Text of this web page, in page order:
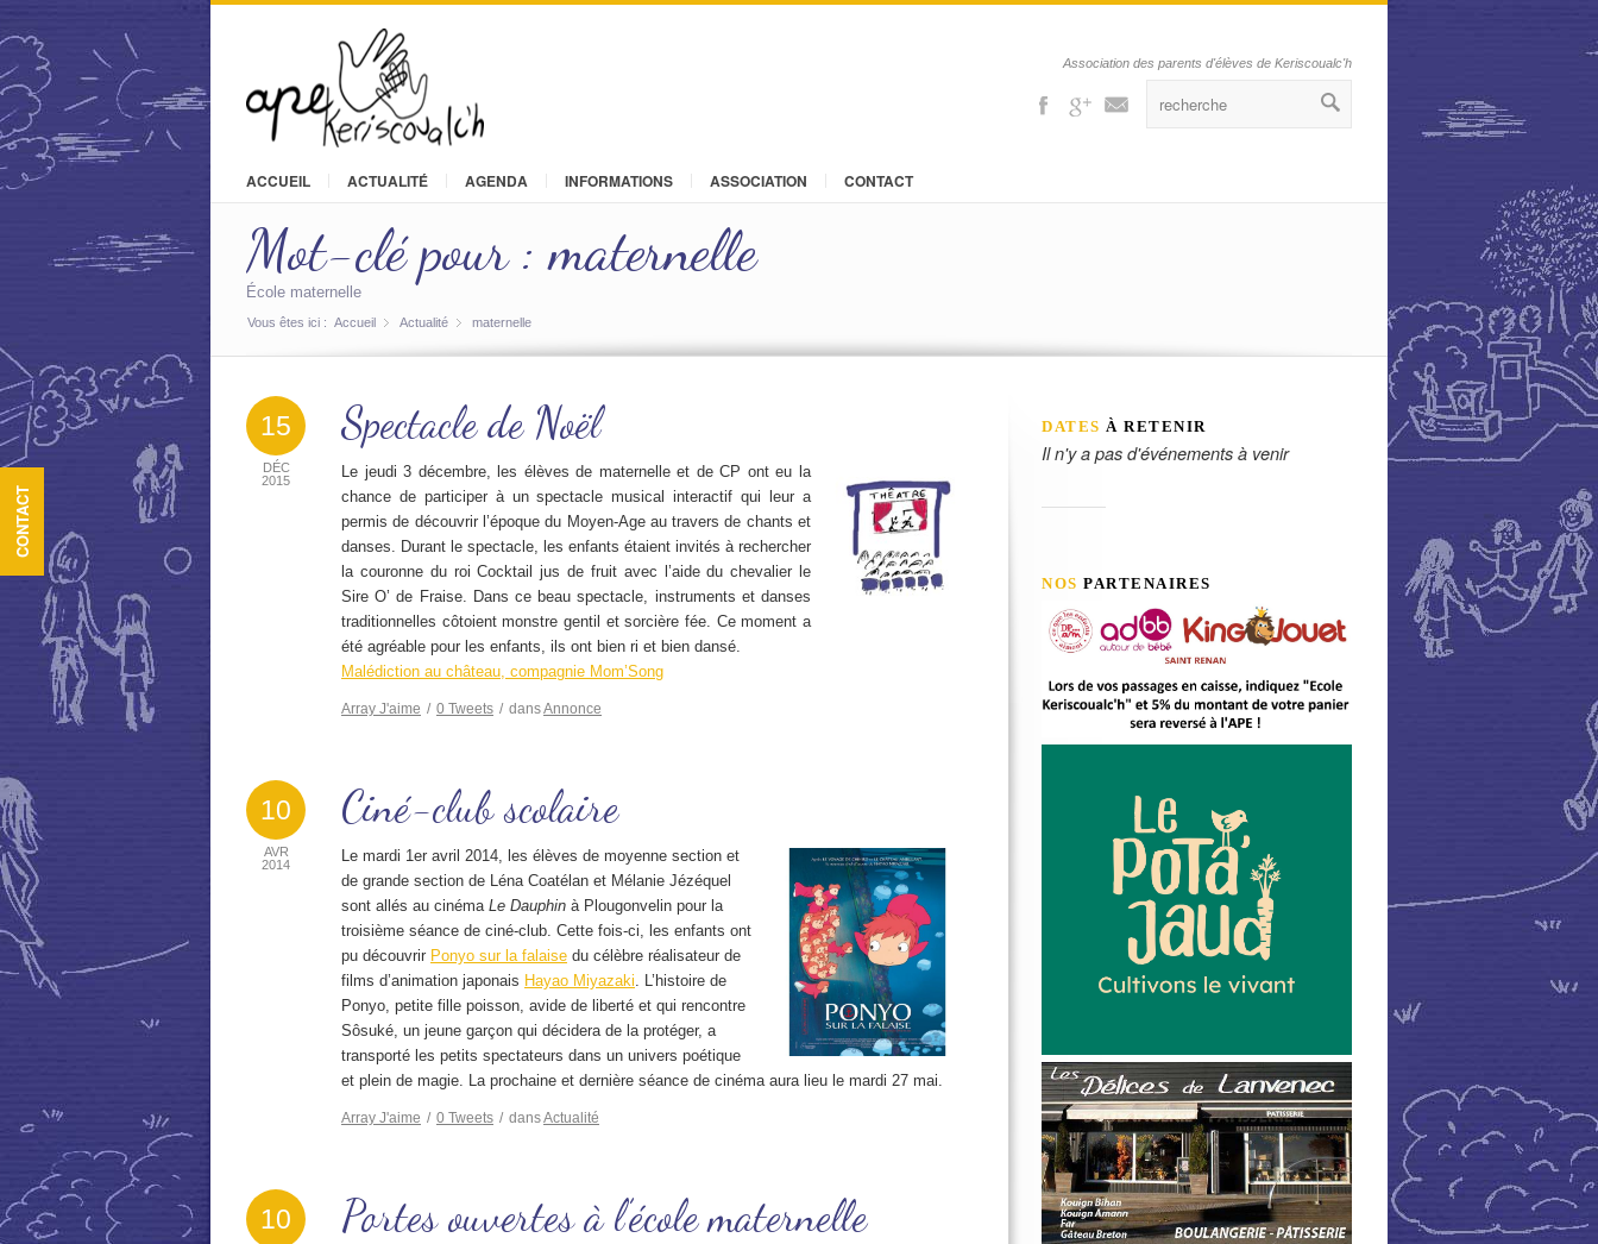
CONTACT
ACCUEIL ACTUALITÉ AGENDA INFORMATIONS ASSOCIATION CONTACT
Association des parents d'élèves de Keriscoualc'h
Facebook
Gplus Mail
Mot-clé pour : maternelle
École maternelle
Vous êtes ici : Accueil »
Actualité »
maternelle
15
DÉC
2015
Spectacle de Noël
Le jeudi 3 décembre, les élèves de maternelle et de CP ont eu la
chance de participer à un spectacle musical interactif qui leur a
permis de découvrir l’époque du Moyen-Age au travers de chants et
danses. Durant le spectacle, les enfants étaient invités à rechercher
la couronne du roi Cocktail jus de fruit avec l’aide du chevalier le
Sire O’ de Fraise. Dans ce beau spectacle, instruments et danses
traditionnelles côtoient monstre gentil et sorcière fée. Ce moment a
été agréable pour les enfants, ils ont bien ri et bien dansé.
Malédiction au château, compagnie Mom’Song
Array J'aime / 0 Tweets / dansAnnonce
10
AVR
2014
Ciné-club scolaire
Le mardi 1er avril 2014, les élèves de moyenne section et
de grande section de Léna Coatélan et Mélanie Jézéquel
sont allés au cinéma Le Dauphin à Plougonvelin pour la
troisième séance de ciné-club. Cette fois-ci, les enfants ont
pu découvrir Ponyo sur la falaise du célèbre réalisateur de
films d’animation japonais Hayao Miyazaki. L’histoire de
Ponyo, petite fille poisson, avide de liberté et qui rencontre
Sôsuké, un jeune garçon qui décidera de la protéger, a
transporté les petits spectateurs dans un univers poétique
et plein de magie. La prochaine et dernière séance de cinéma aura lieu le mardi 27 mai.
Array J'aime / 0 Tweets / dansActualité
10 Portes ouvertes à l’école maternelle
DATES À RETENIR
Il n'y a pas d'événements à venir
NOS PARTENAIRES